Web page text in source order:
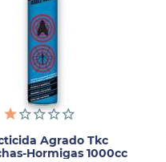
Agrado Tkc
Hormigas 1000cc